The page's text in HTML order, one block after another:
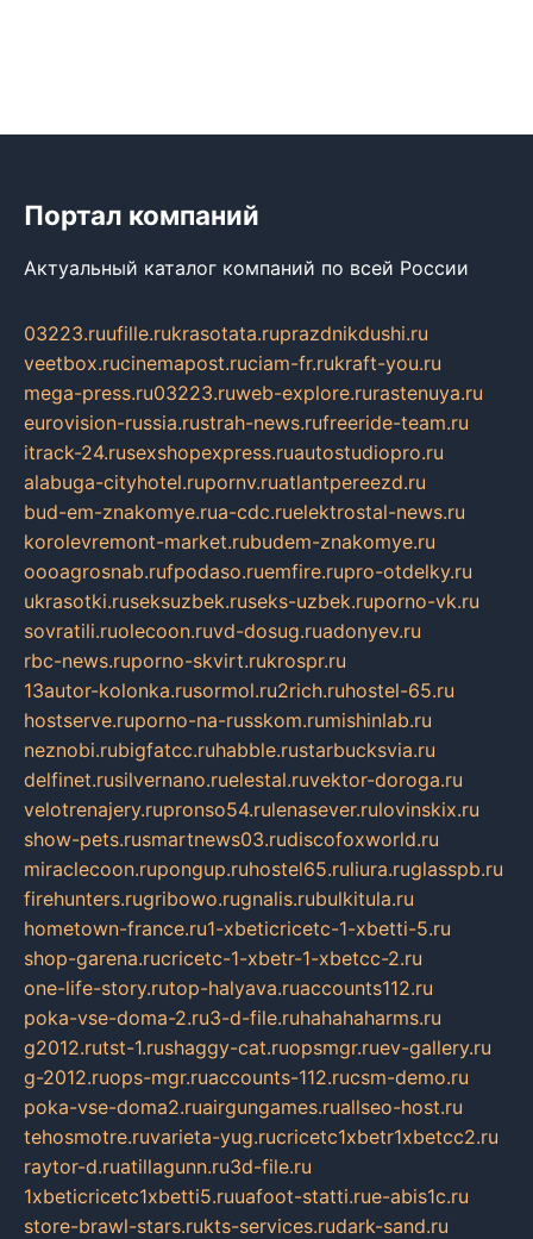
Портал компаний
Актуальный каталог компаний по всей России
03223.ruufille.rukrasotata.ruprazdnikdushi.ru
veetbox.rucinemapost.ruciam-fr.rukraft-you.ru
mega-press.ru03223.ruweb-explore.rurastenuya.ru
eurovision-russia.rustrah-news.rufreeride-team.ru
itrack-24.rusexshopexpress.ruautostudiopro.ru
alabuga-cityhotel.rupornv.ruatlantpereezd.ru
bud-em-znakomye.rua-cdc.ruelektrostal-news.ru
korolevremont-market.rubudem-znakomye.ru
oooagrosnab.rufpodaso.ruemfire.rupro-otdelky.ru
ukrasotki.ruseksuzbek.ruseks-uzbek.ruporno-vk.ru
sovratili.ruolecoon.ruvd-dosug.ruadonyev.ru
rbc-news.ruporno-skvirt.rukrospr.ru
13autor-kolonka.rusormol.ru2rich.ruhostel-65.ru
hostserve.ruporno-na-russkom.rumishinlab.ru
neznobi.rubigfatcc.ruhabble.rustarbucksvia.ru
delfinet.rusilvernano.ruelestal.ruvektor-doroga.ru
velotrenajery.rupronso54.rulenasever.rulovinskix.ru
show-pets.rusmartnews03.rudiscofoxworld.ru
miraclecoon.rupongup.ruhostel65.ruliura.ruglasspb.ru
firehunters.rugribowo.rugnalis.rubulkitula.ru
hometown-france.ru1-xbeticricetc-1-xbetti-5.ru
shop-garena.rucricetc-1-xbetr-1-xbetcc-2.ru
one-life-story.rutop-halyava.ruaccounts112.ru
poka-vse-doma-2.ru3-d-file.ruhahahaharms.ru
g2012.rutst-1.rushaggy-cat.ruopsmgr.ruev-gallery.ru
g-2012.ruops-mgr.ruaccounts-112.rucsm-demo.ru
poka-vse-doma2.ruairgungames.ruallseo-host.ru
tehosmotre.ruvarieta-yug.rucricetc1xbetr1xbetcc2.ru
raytor-d.ruatillagunn.ru3d-file.ru
1xbeticricetc1xbetti5.ruuafoot-statti.rue-abis1c.ru
store-brawl-stars.rukts-services.rudark-sand.ru